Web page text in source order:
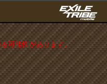
可能性があります。